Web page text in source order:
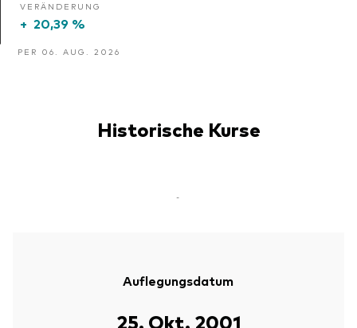
VERÄNDERUNG
+ 20,39 %
PER 06. AUG. 2026
Historische Kurse
-
Auflegungsdatum
25. Okt. 2001